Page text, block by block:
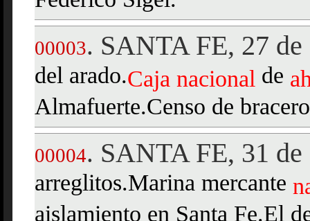
00003. SANTA FE, 27
del arado.Caja nacional de
Almafuerte.Censo de
00004. SANTA FE, 31
arreglitos.Marina mercante